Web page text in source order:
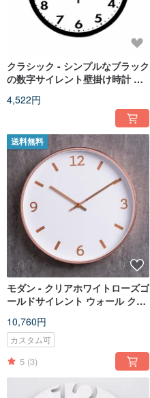
クラシック - シンプルなブラック
の数字サイレント壁掛け時計 時
4,522円
送料無料
モダン - クリアホワイトローズゴ
ールドサイレント ウォール クロ
10,760円
カスタム可
5 (3)